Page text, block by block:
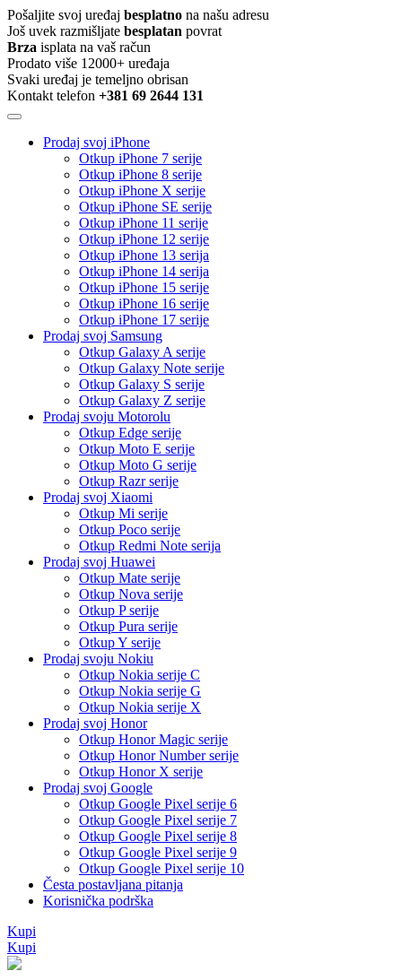
Pošaljite svoj uređaj besplatno na našu adresu
Još uvek razmišljate besplatan povrat
Brza isplata na vaš račun
Prodato više 12000+ uređaja
Svaki uređaj je temeljno obrisan
Kontakt telefon +381 69 2644 131
Prodaj svoj iPhone
Otkup iPhone 7 serije
Otkup iPhone 8 serije
Otkup iPhone X serije
Otkup iPhone SE serije
Otkup iPhone 11 serije
Otkup iPhone 12 serije
Otkup iPhone 13 serija
Otkup iPhone 14 serija
Otkup iPhone 15 serije
Otkup iPhone 16 serije
Otkup iPhone 17 serije
Prodaj svoj Samsung
Otkup Galaxy A serije
Otkup Galaxy Note serije
Otkup Galaxy S serije
Otkup Galaxy Z serije
Prodaj svoju Motorolu
Otkup Edge serije
Otkup Moto E serije
Otkup Moto G serije
Otkup Razr serije
Prodaj svoj Xiaomi
Otkup Mi serije
Otkup Poco serije
Otkup Redmi Note serija
Prodaj svoj Huawei
Otkup Mate serije
Otkup Nova serije
Otkup P serije
Otkup Pura serije
Otkup Y serije
Prodaj svoju Nokiu
Otkup Nokia serije C
Otkup Nokia serije G
Otkup Nokia serije X
Prodaj svoj Honor
Otkup Honor Magic serije
Otkup Honor Number serije
Otkup Honor X serije
Prodaj svoj Google
Otkup Google Pixel serije 6
Otkup Google Pixel serije 7
Otkup Google Pixel serije 8
Otkup Google Pixel serije 9
Otkup Google Pixel serije 10
Česta postavljana pitanja
Korisnička podrška
Kupi
Kupi